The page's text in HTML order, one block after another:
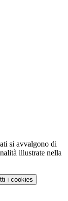
si avvalgono di
illustrate nella
i cookies